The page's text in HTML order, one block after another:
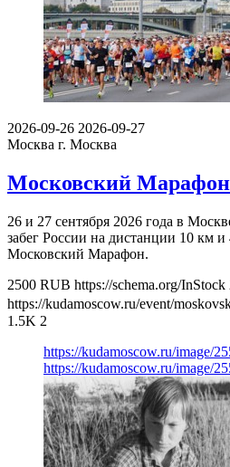
2026-09-26 2026-09-27
Москва г. Москва
Московский Марафон
26 и 27 сентября 2026 года в
забег России на дистанции 10 км
Московский Марафон.
2500 RUB https://schema.org/InStock
https://kudamoscow.ru/event/
1.5K 2
https://kudamoscow.ru/image/
https://kudamoscow.ru/image/